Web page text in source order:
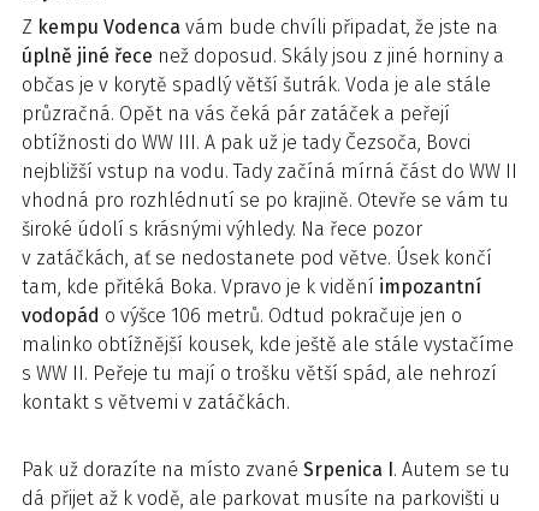
Z kempu Vodenca vám bude chvíli připadat, že jste na
úplně jiné řece než doposud. Skály jsou z jiné horniny a
občas je v korytě spadlý větší šutrák. Voda je ale stále
průzračná. Opět na vás čeká pár zatáček a peřejí
obtížnosti do WW III. A pak už je tady Čezsoča, Bovci
nejbližší vstup na vodu. Tady začíná mírná část do WW II
vhodná pro rozhlédnutí se po krajině. Otevře se vám tu
široké údolí s krásnými výhledy. Na řece pozor
v zatáčkách, ať se nedostanete pod větve. Úsek končí
tam, kde přitéká Boka. Vpravo je k vidění impozantní
vodopád o výšce 106 metrů. Odtud pokračuje jen o
malinko obtížnější kousek, kde ještě ale stále vystačíme
s WW II. Peřeje tu mají o trošku větší spád, ale nehrozí
kontakt s větvemi v zatáčkách.
Pak už dorazíte na místo zvané Srpenica I. Autem se tu
dá přijet až k vodě, ale parkovat musíte na parkovišti u